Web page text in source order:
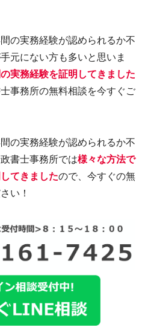
の実務経験が認められるか不
元にない方も多いと思いま
実務経験を証明してきました
事務所の無料相談を今すぐご
の実務経験が認められるか不
書士事務所では様々な方法で
てきましたので、今すぐの無
い！